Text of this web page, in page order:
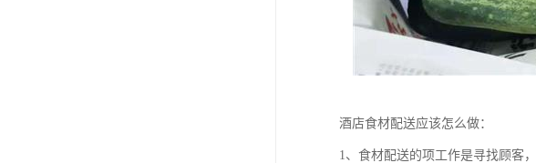
酒店食材配送应该怎么做：
1、食材配送的项工作是寻找顾客